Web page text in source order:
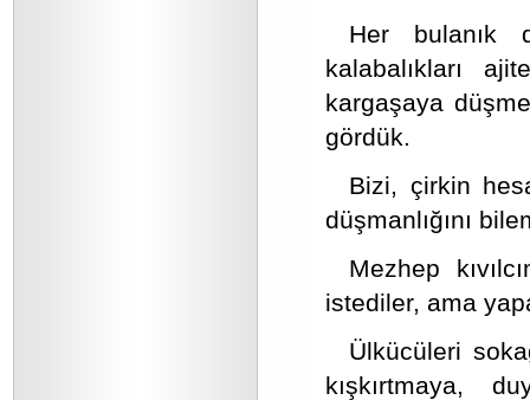
Her bulanık
kalabalıkları
kargaşaya
gördük.
Bizi, çirkin
düşmanlığını
Mezhep
istediler, ama
Ülkücüleri
kışkırtmaya,